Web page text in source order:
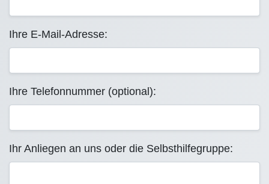
Ihre E-Mail-Adresse:
Ihre Telefonnummer (optional):
Ihr Anliegen an uns oder die Selbsthilfegruppe: